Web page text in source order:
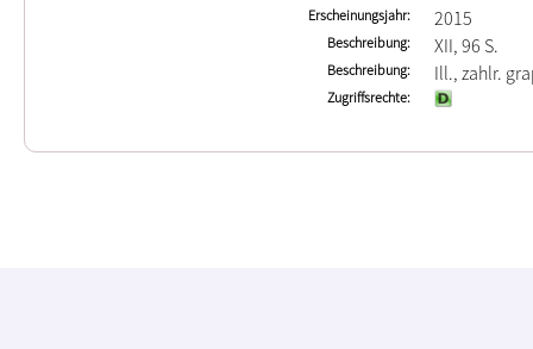
Erscheinungsjahr 2015
Beschreibung XII, 96 S.
Beschreibung Ill., zahlr.
Zugriffsrechte